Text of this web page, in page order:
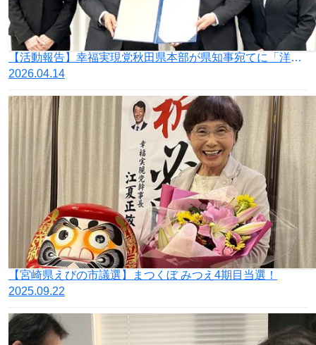
【活動報告】幸福実現党秋田県本部が県知事宛てに「洋上風力発電事業からの全面的撤退を求める要望書」を提出
2026.04.14
【宮崎県えびの市議選】まつくぼ みつえ4期目当選！
2025.09.22